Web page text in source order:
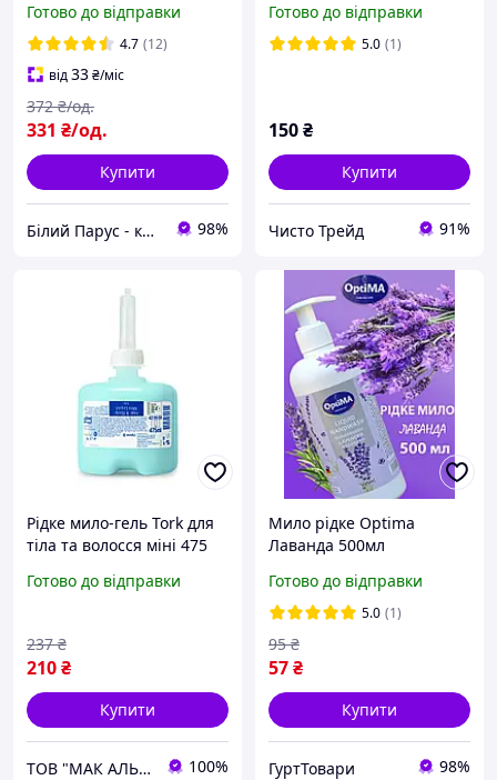
диспенсорів Рідке мило в
каністрах Мило пінка
Готово до відправки
4.7 (12)
від33₴/міс
331 ₴/од.
372 ₴/од.
Купити
Білий Парус - комплексне обслуговування в сегменті HoReCa та B2B 98%
Готово до відправки
5.0 (1)
150₴
Купити
Чисто Трейд 91%
Рідке мило-гель Tork для
тіла та волосся міні 475
Готово до відправки
210₴
237 ₴
Купити
ТОВ "МАК АЛЬЯНС" 100%
Мило рідке Optima
Лаванда 500мл
Готово до відправки
5.0 (1)
57₴
95 ₴
Купити
ГуртТовари 98%